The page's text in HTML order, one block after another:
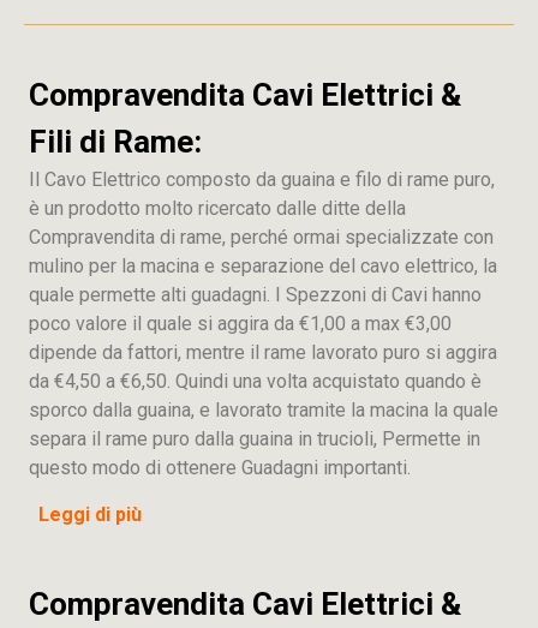
Compravendita Cavi Elettrici &
Fili di Rame:
Il Cavo Elettrico composto da guaina e filo di rame puro,
è un prodotto molto ricercato dalle ditte della
Compravendita di rame, perché ormai specializzate con
mulino per la macina e separazione del cavo elettrico, la
quale permette alti guadagni. I Spezzoni di Cavi hanno
poco valore il quale si aggira da €1,00 a max €3,00
dipende da fattori, mentre il rame lavorato puro si aggira
da €4,50 a €6,50. Quindi una volta acquistato quando è
sporco dalla guaina, e lavorato tramite la macina la quale
separa il rame puro dalla guaina in trucioli, Permette in
questo modo di ottenere Guadagni importanti.
Leggi di più
Compravendita Cavi Elettrici &